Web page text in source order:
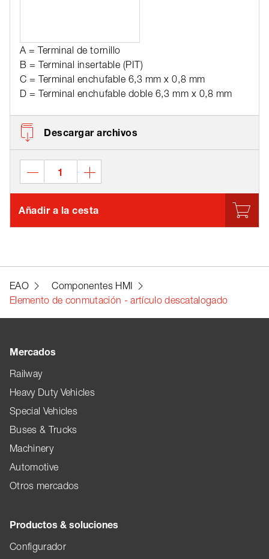
A = Terminal de tornillo
B = Terminal insertable (PIT)
C = Terminal enchufable 6,3 mm x 0,8 mm
D = Terminal enchufable doble 6,3 mm x 0,8 mm
Descargar archivos
Añadir a la cesta
EAO
Componentes HMI
Elemento de conmutación - artículo descatalogado
Mercados
Railway
Heavy Duty Vehicles
Special Vehicles
Buses & Trucks
Machinery
Automotive
Otros mercados
Productos & soluciones
Configurador